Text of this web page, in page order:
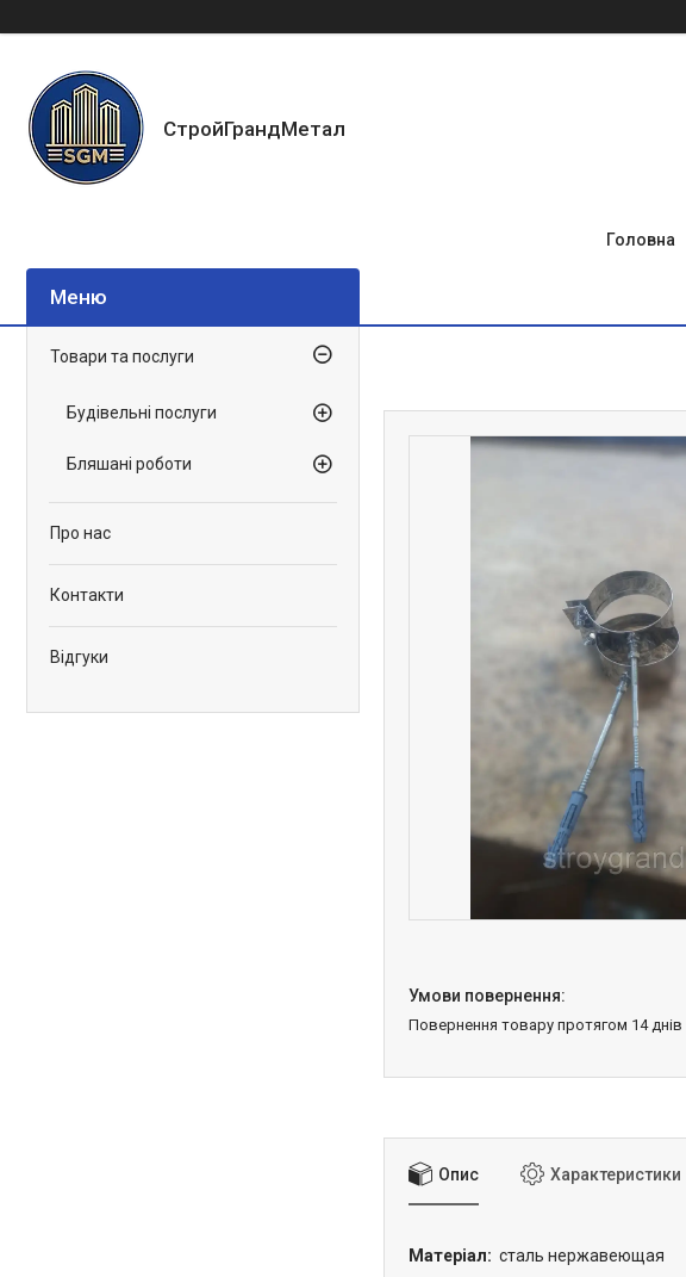
СтройГрандМетал
Головна
повернення товару протягом 14 днів
Опис Характеристики
Матеріал: сталь нержавеющая
Товари та послуги
Будівельні послуги
Бляшані роботи
Про нас
Контакти
Відгуки